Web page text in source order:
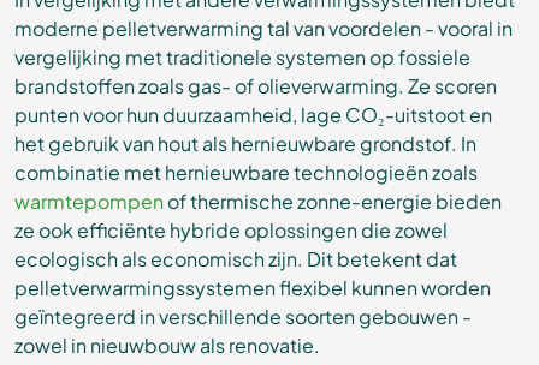
moderne pelletverwarming tal van voordelen - vooral in
vergelijking met traditionele systemen op fossiele
brandstoffen zoals gas- of olieverwarming. Ze scoren
punten voor hun duurzaamheid, lage CO₂-uitstoot en
het gebruik van hout als hernieuwbare grondstof. In
combinatie met hernieuwbare technologieën zoals
warmtepompen of thermische zonne-energie bieden
ze ook efficiënte hybride oplossingen die zowel
ecologisch als economisch zijn. Dit betekent dat
pelletverwarmingssystemen flexibel kunnen worden
geïntegreerd in verschillende soorten gebouwen -
zowel in nieuwbouw als renovatie.